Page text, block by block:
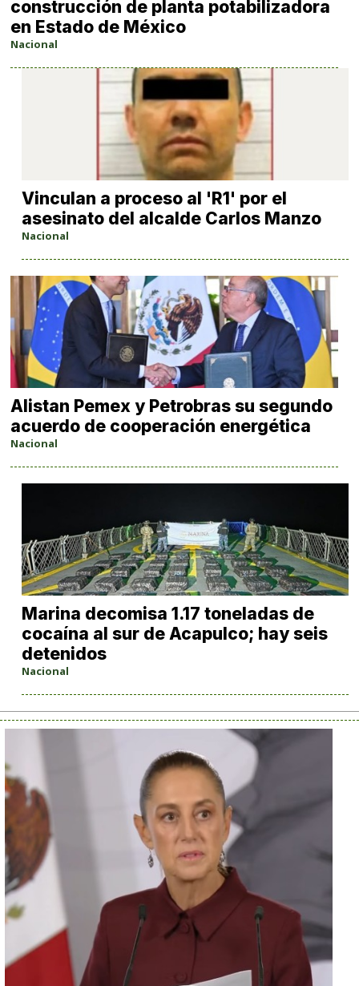
construcción de planta potabilizadora
en Estado de México
Nacional
Vinculan a proceso al 'R1' por el
asesinato del alcalde Carlos Manzo
Nacional
Alistan Pemex y Petrobras su segundo
acuerdo de cooperación energética
Nacional
Marina decomisa 1.17 toneladas de
cocaína al sur de Acapulco; hay seis
detenidos
Nacional